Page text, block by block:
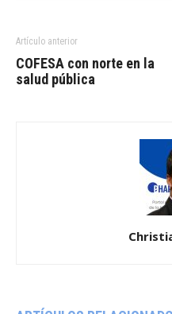
Artículo anterior
COFESA con norte en la
salud pública